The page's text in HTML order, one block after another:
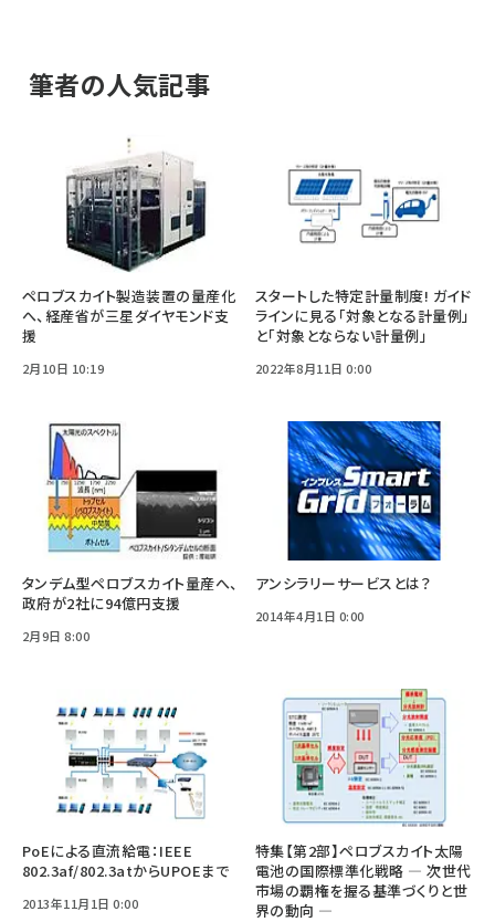
筆者の人気記事
ペロブスカイト製造装置の量産化
へ、経産省が三星ダイヤモンド支
援
2月10日 10:19
スタートした特定計量制度! ガイド
ラインに見る「対象となる計量例」
と「対象とならない計量例」
2022年8月11日 0:00
タンデム型ペロブスカイト量産へ、
政府が2社に94億円支援
2月9日 8:00
アンシラリーサービスとは？
2014年4月1日 0:00
PoEによる直流給電：IEEE
802.3af/802.3atからUPOEまで
2013年11月1日 0:00
特集【第2部】ペロブスカイト太陽
電池の国際標準化戦略 ― 次世代
市場の覇権を握る基準づくりと世
界の動向 ―